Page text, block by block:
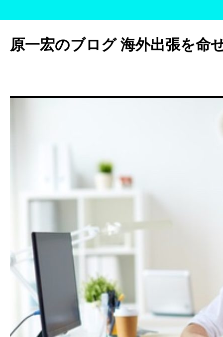
テ
ン
ッ
原一宏のブログ 海外出張を命